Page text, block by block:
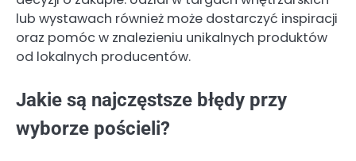
lub wystawach również może dostarczyć inspiracji
oraz pomóc w znalezieniu unikalnych produktów
od lokalnych producentów.
Jakie są najczęstsze błędy przy
wyborze pościeli?